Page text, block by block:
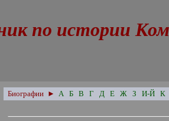
по истории
Биографии ► А Б В Г Д Е Ж З И-Й К